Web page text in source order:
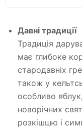
Давні традиції
Традиція
має глибоке
стародавніх
також у
особливо
новорічних
розкішшю і